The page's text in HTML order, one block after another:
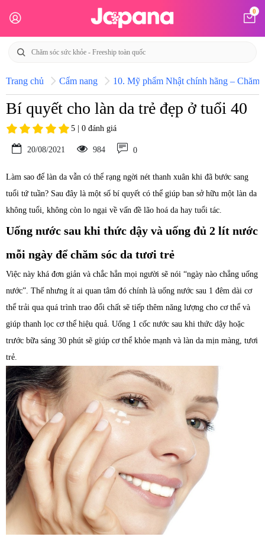
0
Trang chủ Cẩm nang 10. Mỹ phẩm Nhật chính hãng – Chăm
Bí quyết cho làn da trẻ đẹp ở tuổi 40
5 | 0 đánh giá
20/08/2021 984 0
Làm sao để làn da vẫn có thể rạng ngời nét thanh xuân khi đã bước sang
tuổi tứ tuần? Sau đây là một số bí quyết có thể giúp ban sở hữu một làn da
không tuổi, không còn lo ngại về vấn đề lão hoá da hay tuổi tác.
Uống nước sau khi thức dậy và uống đủ 2 lít nước
mỗi ngày để chăm sóc da tươi trẻ
Việc này khá đơn giản và chắc hẳn mọi người sẽ nói “ngày nào chẳng uống
nước”. Thế nhưng ít ai quan tâm đó chính là uống nước sau 1 đêm dài cơ
thể trải qua quá trình trao đổi chất sẽ tiếp thêm năng lượng cho cơ thể và
giúp thanh lọc cơ thể hiệu quả. Uống 1 cốc nước sau khi thức dậy hoặc
trước bữa sáng 30 phút sẽ giúp cơ thể khỏe mạnh và làn da mịn màng, tươi
trẻ.